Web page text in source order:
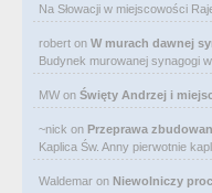
Na Słowacji w miejscowości
robert on W murach dawnej
Budynek murowanej synagogi
MW on Święty Andrzej i
~nick on Przeprawa
Kaplica Św. Anny pierwotnie
Waldemar on Niewolniczy